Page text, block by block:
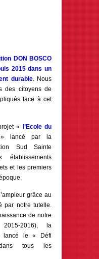
DON BOSCO
2015 dans un
durable. Nous
des citoyens de
face à cet
« l’Ecole du
» lancé par la
Sud Sainte
et les premiers
grâce au
par notre tutelle.
de notre
2016), la
lancé le « Défi
tous les